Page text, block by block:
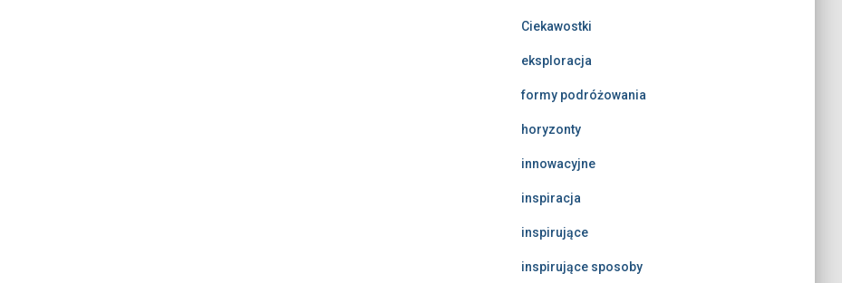
Ciekawostki
eksploracja
formy podróżowania
horyzonty
innowacyjne
inspiracja
inspirujące
inspirujące sposoby